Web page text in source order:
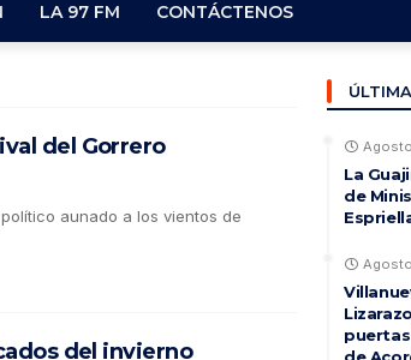
LA 97 FM CONTÁCTENOS
del Gorrero
aunado a los vientos de
del invierno
La
de